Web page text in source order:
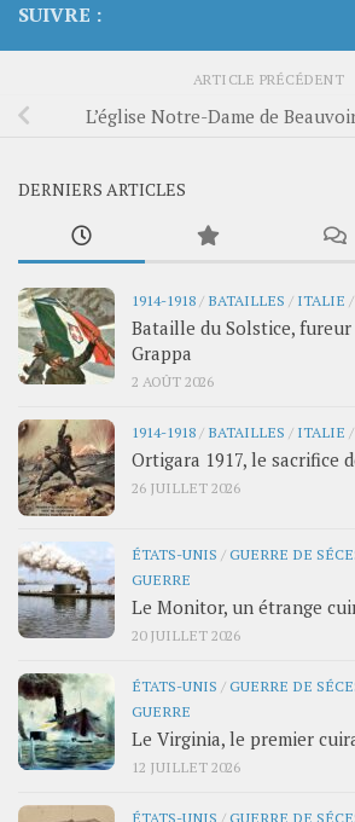
SUIVRE :
ARTICLE PRÉCÉDENT
L’église Notre-Dame de
DERNIERS ARTICLES
1914-1918 / BATAILLES / ITALIE /
Bataille du Solstice,
Grappa
2 AOÛT 2026
1914-1918 / BATAILLES / ITALIE /
Ortigara 1917, le sacrifice
26 JUILLET 2026
ÉTATS-UNIS /GUERRE DE
GUERRE
Le Monitor, un étrange
20 JUILLET 2026
ÉTATS-UNIS /GUERRE DE
GUERRE
Le Virginia, le premier
12 JUILLET 2026
ÉTATS-UNIS /GUERRE DE